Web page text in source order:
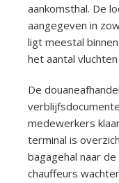
aankomsthal. De
aangegeven in
ligt meestal
het aantal
De
medewerkers
terminal is
bagagehal naar
chauffeurs